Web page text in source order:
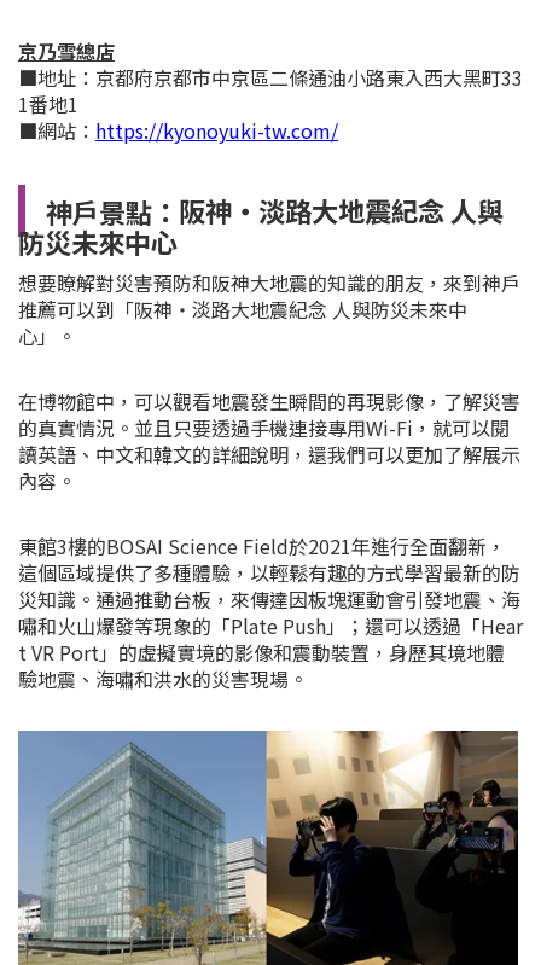
京乃雪總店
■地址：京都府京都市中京區二條通油小路東入西大黑町33
1番地1
■網站： https://kyonoyuki-tw.com/
神戶景點： 阪神・淡路大地震紀念 人與
防災未來中心
想要瞭解對災害預防和阪神大地震的知識的朋友，來到神戶
推薦可以到「阪神・淡路大地震紀念 人與防災未來中
心」。
在博物館中，可以觀看地震發生瞬間的再現影像，了解災害
的真實情況。並且只要透過手機連接專用Wi-Fi，就可以閱
讀英語、中文和韓文的詳細說明，還我們可以更加了解展示
內容。
東館3樓的BOSAI Science Field於2021年進行全面翻新，
這個區域提供了多種體驗，以輕鬆有趣的方式學習最新的防
災知識。通過推動台板，來傳達因板塊運動會引發地震、海
嘯和火山爆發等現象的「Plate Push」；還可以透過「Hear
t VR Port」的虛擬實境的影像和震動裝置，身歷其境地體
驗地震、海嘯和洪水的災害現場。